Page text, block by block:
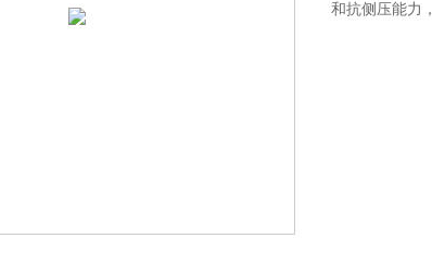
和抗侧压能力